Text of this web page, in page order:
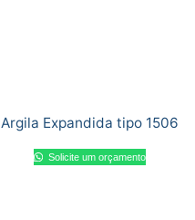
Argila Expandida tipo 1506
Solicite um orçamento